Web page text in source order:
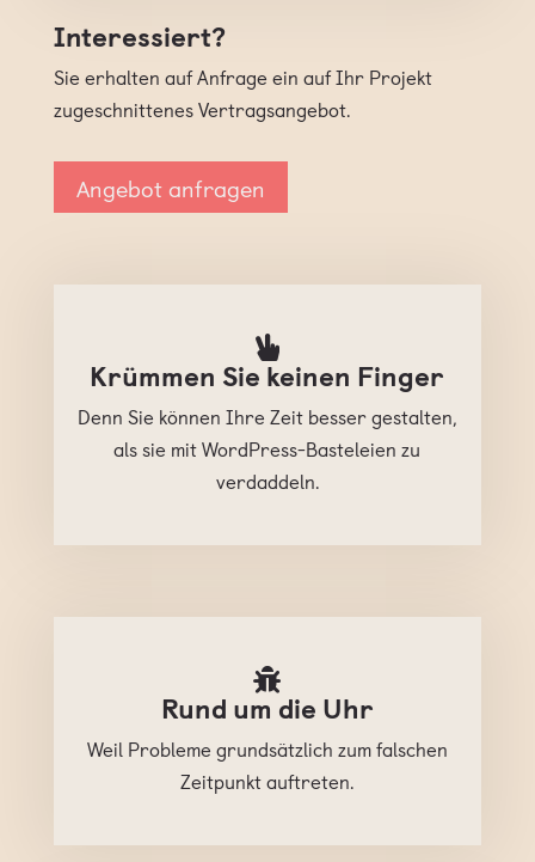
Interessiert?
Sie erhalten auf Anfrage ein auf Ihr Projekt
zugeschnittenes Vertragsangebot.
Angebot anfragen
Krümmen Sie keinen Finger
Denn Sie können Ihre Zeit besser gestalten,
als sie mit WordPress-Basteleien zu
verdaddeln.
Rund um die Uhr
Weil Probleme grundsätzlich zum falschen
Zeitpunkt auftreten.